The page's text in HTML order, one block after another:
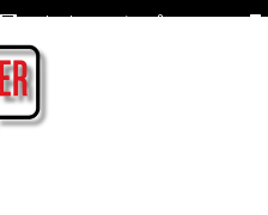
Oslagbara priser året om